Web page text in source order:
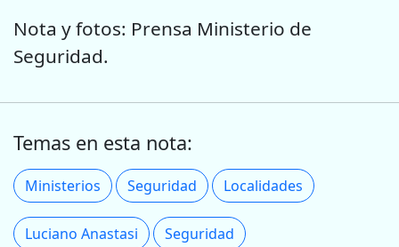
Nota y fotos: Prensa Ministerio de
Seguridad.
Temas en esta nota:
Ministerios Seguridad Localidades
Luciano Anastasi Seguridad